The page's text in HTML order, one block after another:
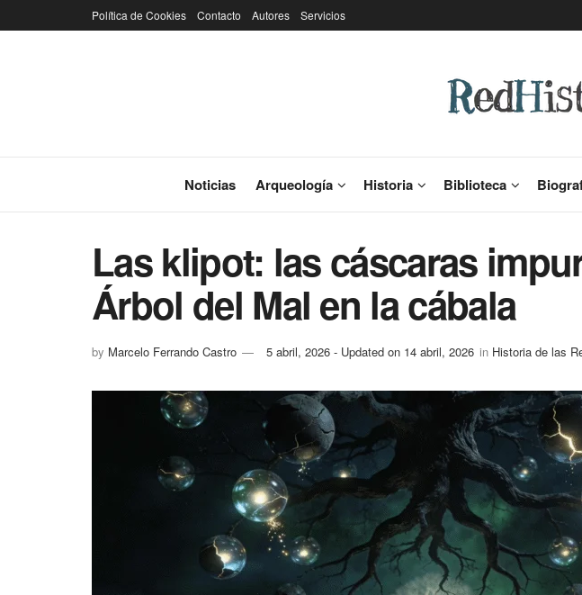
Política de Cookies Contacto Autores Servicios
Noticias Arqueología Historia Biblioteca
Las klipot: las cáscaras
Árbol del Mal en la cábala
by Marcelo Ferrando Castro 5 abril, 2026 - Updated on 14 abril, 2026 in Historia de las